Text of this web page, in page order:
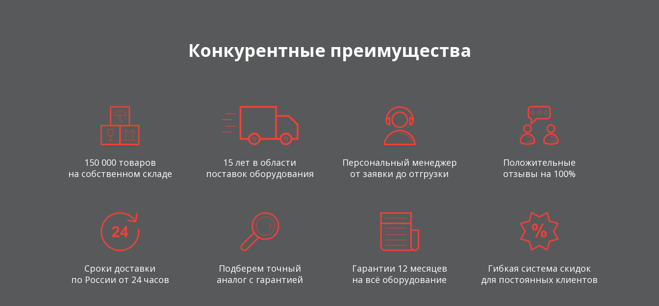
Конкурентные преимущества
150 000 товаров
на собственном складе
15 лет в области
поставок оборудования
Персональный менеджер
от заявки до отгрузки
Положительные
отзывы на 100%
Сроки доставки
по России от 24 часов
Подберем точный
аналог с гарантией
Гарантии 12 месяцев
на всё оборудование
Гибкая система скидок
для постоянных клиентов